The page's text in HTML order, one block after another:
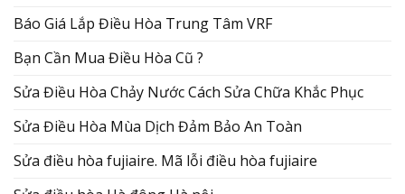
Báo Giá Lắp Điều Hòa Trung Tâm VRF
Bạn Cần Mua Điều Hòa Cũ ?
Sửa Điều Hòa Chảy Nước Cách Sửa Chữa Khắc Phục
Sửa Điều Hòa Mùa Dịch Đảm Bảo An Toàn
Sửa điều hòa fujiaire. Mã lỗi điều hòa fujiaire